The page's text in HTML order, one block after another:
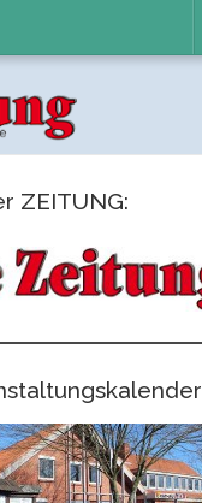
ZEITUNG: